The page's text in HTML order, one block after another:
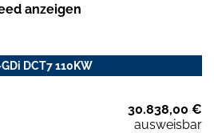
anzeigen
DCT7 110KW
30.838,00 €
ausweisbar